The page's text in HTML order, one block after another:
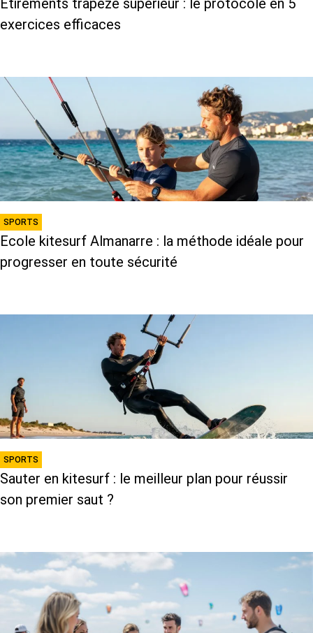
Étirements trapèze supérieur : le protocole en 5
exercices efficaces
SPORTS
Ecole kitesurf Almanarre : la méthode idéale pour
progresser en toute sécurité
SPORTS
Sauter en kitesurf : le meilleur plan pour réussir
son premier saut ?